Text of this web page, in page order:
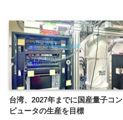
台湾、2027年までに国産量子コン
ピュータの生産を目標